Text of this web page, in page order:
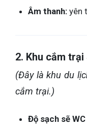
Âm thanh: yên
2. Khu cắm
(Đây là khu du
cắm trại.)
Độ sạch sẽ